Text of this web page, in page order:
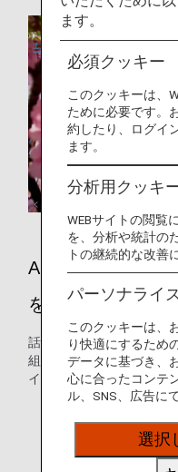
ANAの機内エン
をもっと楽しく
話題の最新作から名作の
組、アニメーション、オ
インアップでお届けしま
* 一部機体では月初
となる場合がござい
* 作品によっては、
ます。
必須クッキー
このクッキーは、
ために必要です。
約したり、ログイ
ます。
分析用クッキ
WEBサイトの閲覧
を、分析や統計の
トの継続的な改善
パーソナライ
このクッキーは、
り快適にするため
データに基づき、
心に合ったコンテ
ル、SNS、広告に
選択